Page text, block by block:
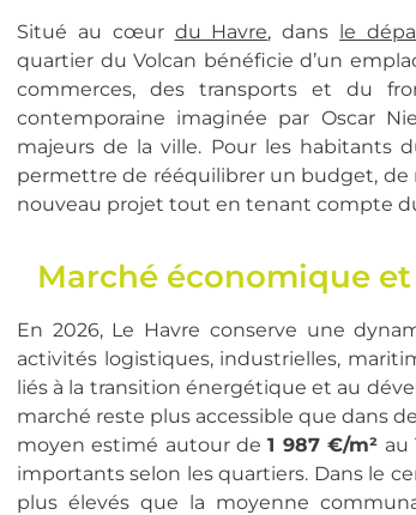
Situé au cœur du Havre, dans le
quartier du Volcan bénéficie d’un
commerces, des transports et du
contemporaine imaginée par Oscar
majeurs de la ville. Pour les habitants
permettre de rééquilibrer un budget, de
nouveau projet tout en tenant compte
Marché économique
En 2026, Le Havre conserve une
activités logistiques, industrielles,
liés à la transition énergétique et au
marché reste plus accessible que dans
moyen estimé autour de1 987 €/m² au
importants selon les quartiers. Dans le
plus élevés que la moyenne